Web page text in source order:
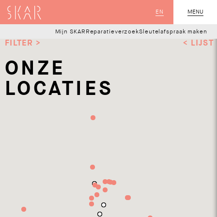
MENU
SLUIT
EN
SKAR
Mijn SKAR ReparatieverzoekSleutelafspraak maken
ONZE
LOCATIES
FILTER > < LIJST